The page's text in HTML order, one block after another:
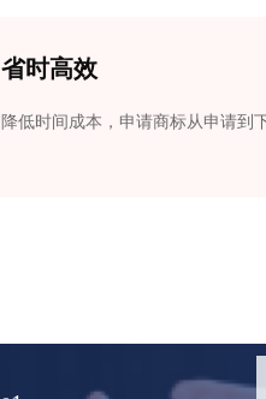
省时高效
降低时间成本，申请商标从申请到